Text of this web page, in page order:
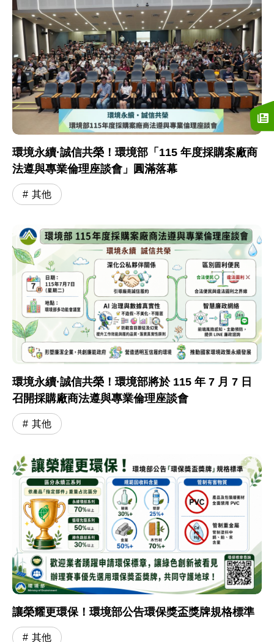
環境永續·誠信共榮！環境部「115 年度採購案廠商
法遵與專業倫理座談會」圓滿落幕
其他
環境永續·誠信共榮！環境部將於 115 年 7 月 7 日
召開採購廠商法遵與專業倫理座談會
其他
讓榮耀更環保！環境部公告環保獎盃獎牌規格標準
其他